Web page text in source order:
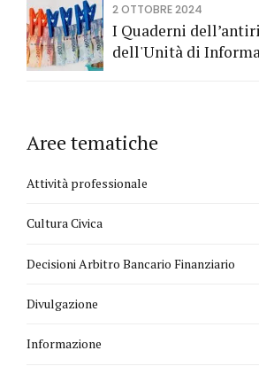
2 OTTOBRE 2024
I Quaderni
dell'Unità di
Aree tematiche
Attività professionale
Cultura Civica
Decisioni Arbitro Bancario Finanziario
Divulgazione
Informazione